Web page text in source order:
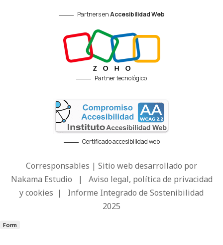
Partners enAccesibilidad Web
Partner tecnológico
Certificado accesibilidad web
Corresponsables | Sitio web desarrollado por
Nakama Estudio | Aviso legal, política de privacidad
y cookies | Informe Integrado de Sostenibilidad
2025
Form